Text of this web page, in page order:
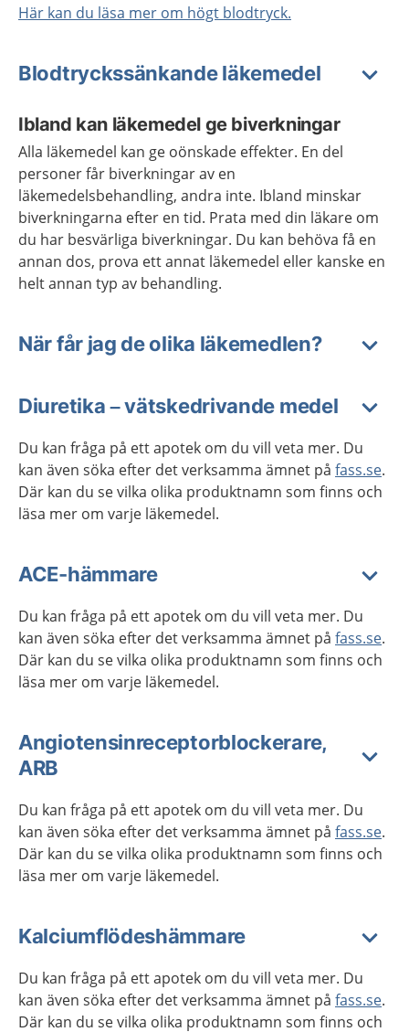
Här kan du läsa mer om högt blodtryck.
Blodtryckssänkande läkemedel
Ibland kan läkemedel ge biverkningar
Alla läkemedel kan ge oönskade effekter. En del
personer får biverkningar av en
läkemedelsbehandling, andra inte. Ibland minskar
biverkningarna efter en tid. Prata med din läkare om
du har besvärliga biverkningar. Du kan behöva få en
annan dos, prova ett annat läkemedel eller kanske en
helt annan typ av behandling.
När får jag de olika läkemedlen?
Diuretika – vätskedrivande medel
Du kan fråga på ett apotek om du vill veta mer. Du
kan även söka efter det verksamma ämnet på fass.se.
Där kan du se vilka olika produktnamn som finns och
läsa mer om varje läkemedel.
ACE-hämmare
Du kan fråga på ett apotek om du vill veta mer. Du
kan även söka efter det verksamma ämnet på fass.se.
Där kan du se vilka olika produktnamn som finns och
läsa mer om varje läkemedel.
Angiotensinreceptorblockerare,
ARB
Du kan fråga på ett apotek om du vill veta mer. Du
kan även söka efter det verksamma ämnet på fass.se.
Där kan du se vilka olika produktnamn som finns och
läsa mer om varje läkemedel.
Kalciumflödeshämmare
Du kan fråga på ett apotek om du vill veta mer. Du
kan även söka efter det verksamma ämnet på fass.se.
Där kan du se vilka olika produktnamn som finns och